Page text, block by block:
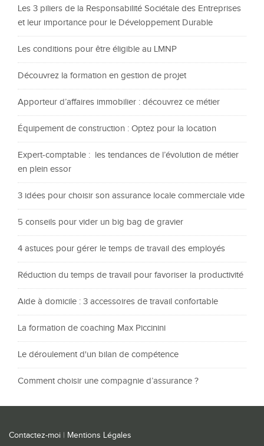
Les 3 piliers de la Responsabilité Sociétale des Entreprises
et leur importance pour le Développement Durable
Les conditions pour être éligible au LMNP
Découvrez la formation en gestion de projet
Apporteur d’affaires immobilier : découvrez ce métier
Équipement de construction : Optez pour la location
Expert-comptable : les tendances de l’évolution de métier
en plein essor
3 idées pour choisir son assurance locale commerciale vide
5 conseils pour vider un big bag de gravier
4 astuces pour gérer le temps de travail des employés
Réduction du temps de travail pour favoriser la productivité
Aide à domicile : 3 accessoires de travail confortable
La formation de coaching Max Piccinini
Le déroulement d'un bilan de compétence
Comment choisir une compagnie d’assurance ?
Contactez-moi | Mentions Légales